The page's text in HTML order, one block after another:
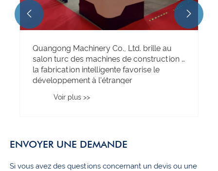
Quangong Machinery Co., Ltd. brille au
salon turc des machines de construction :
la fabrication intelligente favorise le
développement à l'étranger
Voir plus >>
 
ENVOYER UNE DEMANDE
Si vous avez des questions concernant un devis ou une